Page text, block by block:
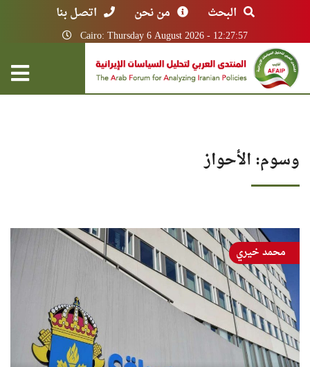
البحث من نحن اتصل بنا
Cairo: Thursday 6 August 2026 - 12:27:57
وسوم: الأحواز
محمد خيري